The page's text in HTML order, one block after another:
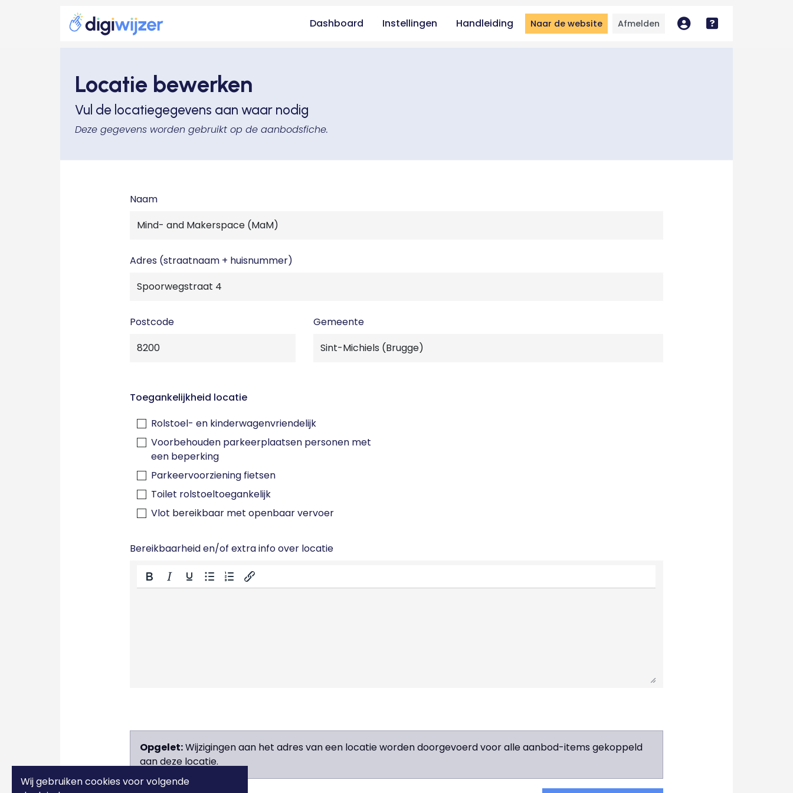
Dashboard Instellingen Handleiding Naar de website Afmelden Mijn account
Bekijk
Locatie bewerken
Vul de locatiegegevens aan waar nodig
Deze gegevens worden gebruikt op de aanbodsfiche.
Naam
Adres (straatnaam + huisnummer)
Postcode Gemeente
Toegankelijkheid locatie
Rolstoel- en kinderwagenvriendelijk
Voorbehouden parkeerplaatsen personen met
een beperking
Parkeervoorziening fietsen
Toilet rolstoeltoegankelijk
Vlot bereikbaar met openbaar vervoer
Bereikbaarheid en/of extra info over locatie
Opgelet:Wijzigingen aan het adres van een locatie worden doorgevoerd voor alle aanbod-items gekoppeld
aan deze locatie.
Wij gebruiken cookies voor volgende